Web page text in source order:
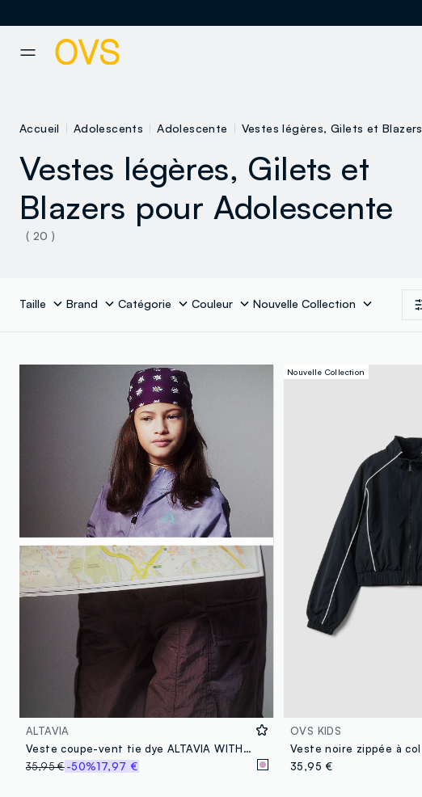
Accueil Adolescents Adolescente Vestes légères, Gilets et Blazers
Vestes légères, Gilets et
Blazers pour Adolescente
( 20 )
Taille Brand Catégorie Couleur Nouvelle Collection
ALTAVIA
Veste coupe-vent tie dye ALTAVIA WITH DEBORAH COMPAGNONI
35,95 €-50%17,97 €
Nouvelle Collection
OVS KIDS
35,95 €